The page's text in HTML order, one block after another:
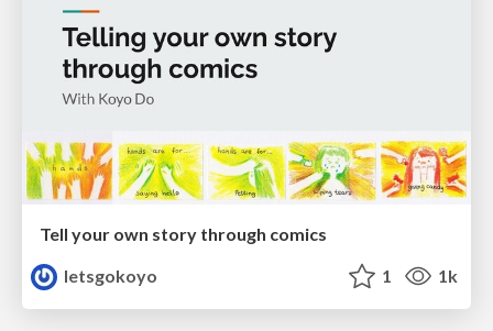
Tell your own story through comics
letsgokoyo
1 1k